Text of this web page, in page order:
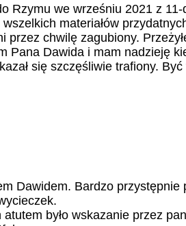
Rzymu we wrześniu 2021 z
materiałów
chwilę zagubiony.
Pana Dawida i mam nadzieję
się szczęśliwie trafiony.
Dawidem. Bardzo
było wskazanie przez